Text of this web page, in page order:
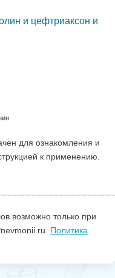
и цефтриаксон и
для ознакомления и
к применению.
возможно только при
Политика